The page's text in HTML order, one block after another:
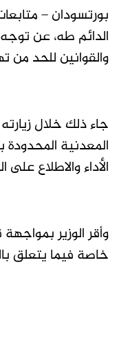
بورتسودان –
الدائم طه، عن توجه
والقوانين للحد من
جاء ذلك خلال
المعدنية
الأداء والاطلاع
وأقر الوزير
خاصة فيما يتعلق